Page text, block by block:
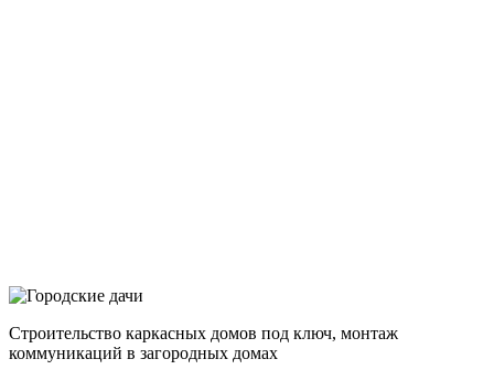
Строительство каркасных домов под ключ, монтаж
коммуникаций в загородных домах